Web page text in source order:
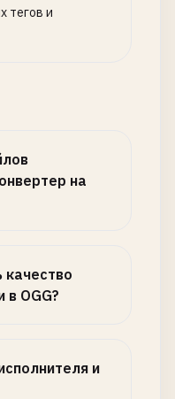
тегов и
на
в OGG?
и